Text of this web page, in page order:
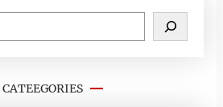
CATEEGORIES